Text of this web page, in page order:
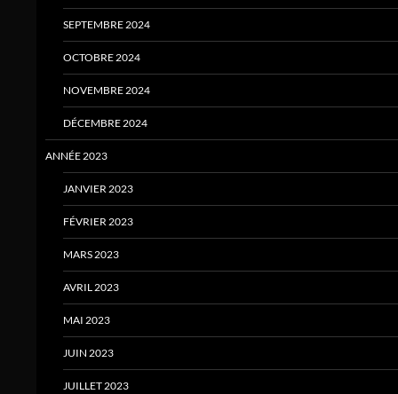
SEPTEMBRE 2024
OCTOBRE 2024
NOVEMBRE 2024
DÉCEMBRE 2024
ANNÉE 2023
JANVIER 2023
FÉVRIER 2023
MARS 2023
AVRIL 2023
MAI 2023
JUIN 2023
JUILLET 2023